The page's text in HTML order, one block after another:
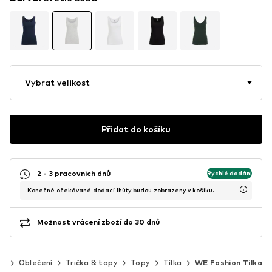
Vybrat velikost
Přidat do košíku
2 - 3 pracovních dnů Rychlé dodání
Konečné očekávané dodací lhůty budou zobrazeny v košíku.
Možnost vrácení zboží do 30 dnů
Oblečení Trička & topy Topy Tílka WE Fashion Tílka